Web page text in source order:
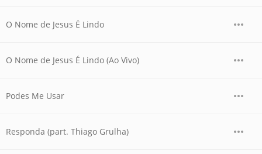
O Nome de Jesus É Lindo
O Nome de Jesus É Lindo (Ao Vivo)
Podes Me Usar
Responda (part. Thiago Grulha)